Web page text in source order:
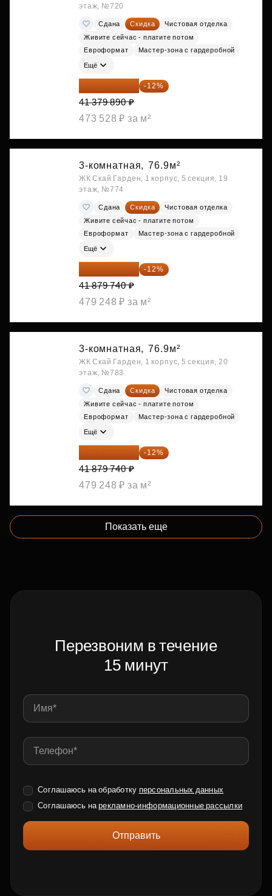
этаж, №720
Сдана Скидка
Чистовая отделка
Живите сейчас - платите потом
Евроформат
Мастер-зона с гардеробной
Ещё
36 414 303 ₽ -12%
41 379 890 ₽
473 528 ₽ за м²
3-комнатная, 76.9м²
ЖК Скай Гарден, 1 корпус, 5 секция, 19
этаж, №774
Сдана Скидка
Чистовая отделка
Живите сейчас - платите потом
Евроформат
Мастер-зона с гардеробной
Ещё
36 854 171 ₽ -12%
41 879 740 ₽
479 248 ₽ за м²
3-комнатная, 76.9м²
ЖК Скай Гарден, 1 корпус, 5 секция, 20
этаж, №783
Сдана Скидка
Чистовая отделка
Живите сейчас - платите потом
Евроформат
Мастер-зона с гардеробной
Ещё
36 854 171 ₽ -12%
41 879 740 ₽
479 248 ₽ за м²
Показать еще
Перезвоним в течение
15 минут
Соглашаюсь на обработку персональных данных
Соглашаюсь нарекламно-информационные рассылки
Отправить